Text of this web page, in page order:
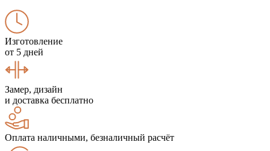
Изготовление
от 5 дней
Замер, дизайн
и доставка бесплатно
Оплата наличными, безналичный расчёт